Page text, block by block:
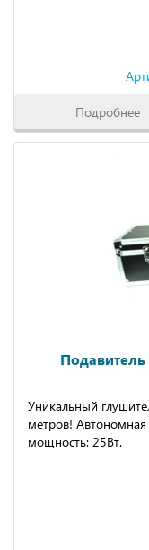
Подробнее
Уникальный
метров!
мощность: 25Вт.